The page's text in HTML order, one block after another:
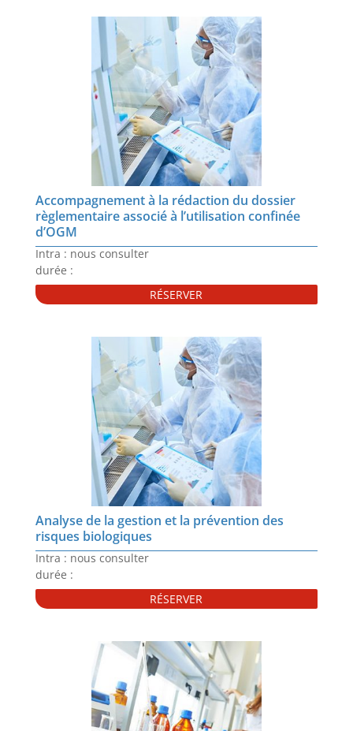
Accompagnement à la rédaction du dossier
règlementaire associé à l’utilisation confinée
d’OGM
Intra : nous consulter
durée :
RÉSERVER
Analyse de la gestion et la prévention des
risques biologiques
Intra : nous consulter
durée :
RÉSERVER